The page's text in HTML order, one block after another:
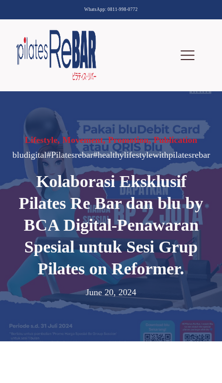
WhatsApp: 0811-998-0772
Lifestyle, Movement,Promotion,Publication
bludigital#Pilatesrebar#healthylifestylewithpilatesrebar
Kolaborasi Eksklusif
Pilates Re Bar dan blu by
BCA Digital-Penawaran
Spesial untuk Sesi Grup
Pilates on Reformer.
June 20, 2024